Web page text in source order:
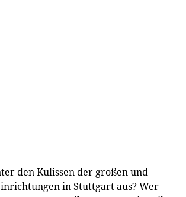
den Kulissen der großen und
in Stuttgart aus? Wer